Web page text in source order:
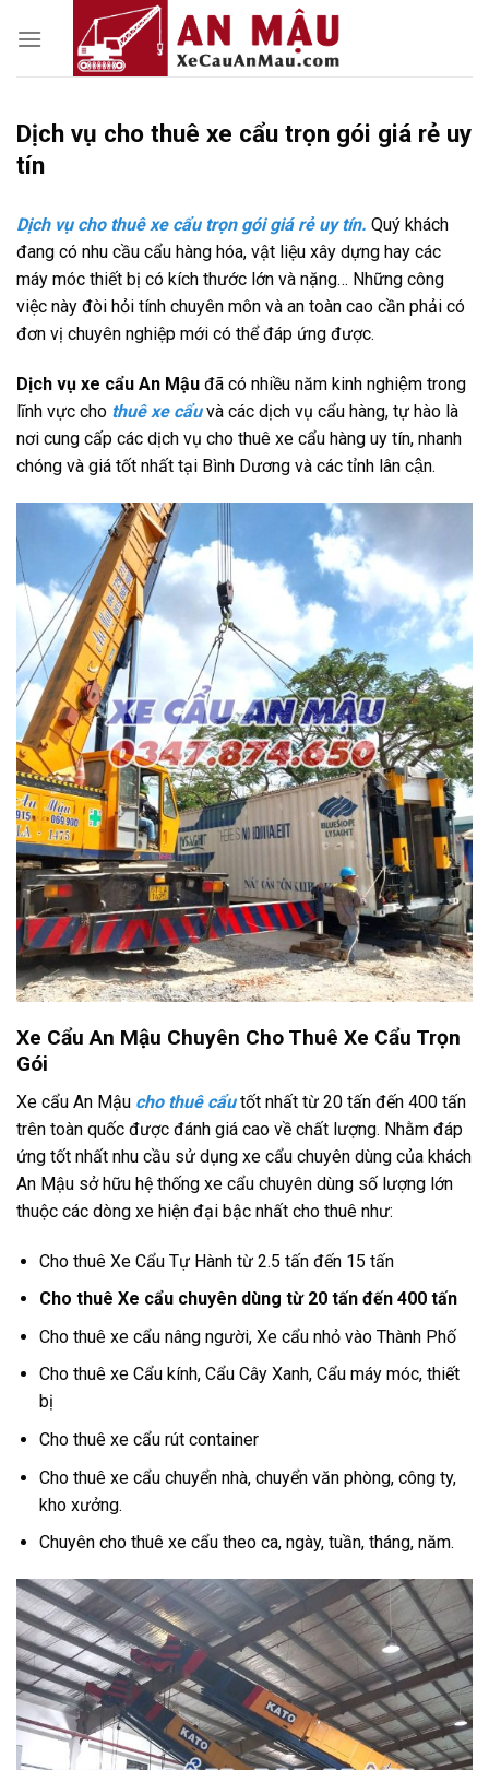
Dịch vụ cho thuê xe cẩu trọn gói giá rẻ uy
tín
Dịch vụ cho thuê xe cẩu trọn gói giá rẻ uy tín. Quý khách
đang có nhu cầu cẩu hàng hóa, vật liệu xây dựng hay các
máy móc thiết bị có kích thước lớn và nặng… Những công
việc này đòi hỏi tính chuyên môn và an toàn cao cần phải có
đơn vị chuyên nghiệp mới có thể đáp ứng được.
Dịch vụ xe cẩu An Mậu đã có nhiều năm kinh nghiệm trong
lĩnh vực cho thuê xe cẩuvà các dịch vụ cẩu hàng, tự hào là
nơi cung cấp các dịch vụ cho thuê xe cẩu hàng uy tín, nhanh
chóng và giá tốt nhất tại Bình Dương và các tỉnh lân cận.
Xe Cẩu An Mậu Chuyên Cho Thuê Xe Cẩu Trọn
Gói
Xe cẩu An Mậu cho thuê cẩutốt nhất từ 20 tấn đến 400 tấn
trên toàn quốc được đánh giá cao về chất lượng. Nhằm đáp
ứng tốt nhất nhu cầu sử dụng xe cẩu chuyên dùng của khách
An Mậu sở hữu hệ thống xe cẩu chuyên dùng số lượng lớn
thuộc các dòng xe hiện đại bậc nhất cho thuê như:
Cho thuê Xe Cẩu Tự Hành từ 2.5 tấn đến 15 tấn
Cho thuê Xe cẩu chuyên dùng từ 20 tấn đến 400 tấn
Cho thuê xe cẩu nâng người, Xe cẩu nhỏ vào Thành Phố
Cho thuê xe Cẩu kính, Cẩu Cây Xanh, Cẩu máy móc, thiết
bị
Cho thuê xe cẩu rút container
Cho thuê xe cẩu chuyển nhà, chuyển văn phòng, công ty,
kho xưởng.
Chuyên cho thuê xe cẩu theo ca, ngày, tuần, tháng, năm.